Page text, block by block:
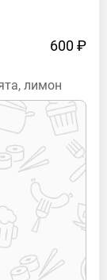
600 ₽
лимон